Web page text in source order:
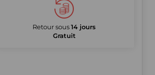
Retour sous14 jours
Gratuit